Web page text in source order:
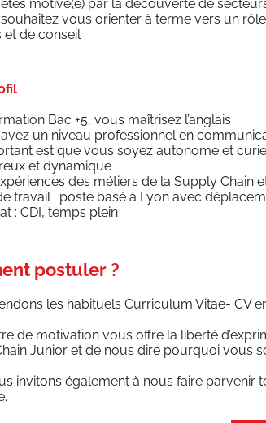
motivé(e) par la décou­verte de
vous orien­ter à terme vers un
et de conseil
Bac +5, vous maî­tri­sez l’anglais
un niveau pro­fes­sion­nel en
est que vous soyez auto­nome et
et dynamique
des métiers de la Sup­ply
tra­vail : poste basé à Lyon avec
: CDI, temps plein
postuler ?
les habi­tuels Cur­ri­cu­lum Vitae- CV
de moti­va­tion vous offre la liber­té
Junior et de nous dire pour­quoi vous
invi­tons éga­le­ment à nous faire